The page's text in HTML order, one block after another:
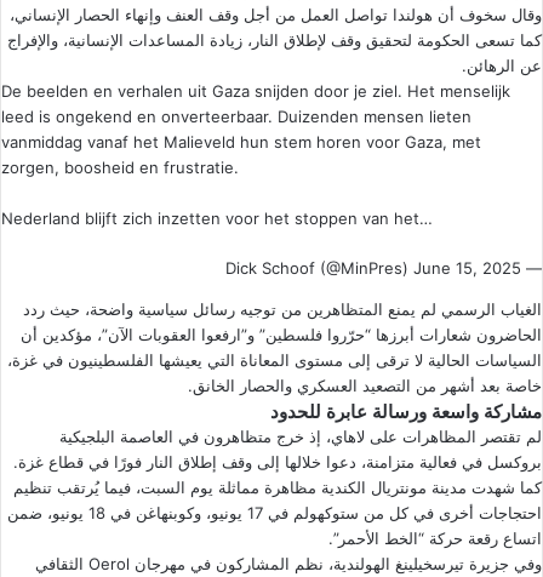
وقال سخوف أن هولندا تواصل العمل من أجل وقف العنف وإنهاء الحصار الإنساني،
كما تسعى الحكومة لتحقيق وقف لإطلاق النار، زيادة المساعدات الإنسانية، والإفراج
عن الرهائن.
De beelden en verhalen uit Gaza snijden door je ziel. Het menselijk
leed is ongekend en onverteerbaar. Duizenden mensen lieten
vanmiddag vanaf het Malieveld hun stem horen voor Gaza, met
zorgen, boosheid en frustratie.
Nederland blijft zich inzetten voor het stoppen van het…
— Dick Schoof (@MinPres)
June 15, 2025
الغياب الرسمي لم يمنع المتظاهرين من توجيه رسائل سياسية واضحة، حيث ردد
الحاضرون شعارات أبرزها “حرّروا فلسطين” و”ارفعوا العقوبات الآن”، مؤكدين أن
السياسات الحالية لا ترقى إلى مستوى المعاناة التي يعيشها الفلسطينيون في غزة،
خاصة بعد أشهر من التصعيد العسكري والحصار الخانق.
مشاركة واسعة ورسالة عابرة للحدود
لم تقتصر المظاهرات على لاهاي، إذ خرج متظاهرون في العاصمة البلجيكية
بروكسل في فعالية متزامنة، دعوا خلالها إلى وقف إطلاق النار فورًا في قطاع غزة.
كما شهدت مدينة مونتريال الكندية مظاهرة مماثلة يوم السبت، فيما يُرتقب تنظيم
احتجاجات أخرى في كل من ستوكهولم في 17 يونيو، وكوبنهاغن في 18 يونيو، ضمن
اتساع رقعة حركة “الخط الأحمر”.
وفي جزيرة تيرسخيلينغ الهولندية، نظم المشاركون في مهرجان Oerol الثقافي